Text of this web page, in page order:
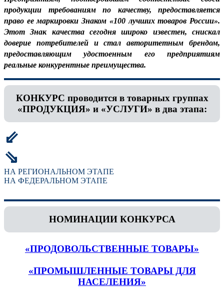
продукции требованиям по качеству, предоставляется
право ее маркировки Знаком «100 лучших товаров России».
Этот Знак качества сегодня широко известен, снискал
доверие потребителей и стал авторитетным брендом,
предоставляющим удостоенным его предприятиям
реальные конкурентные преимущества.
КОНКУРС проводится в товарных группах
«ПРОДУКЦИЯ» и «УСЛУГИ» в два этапа:
⇙
⇘
НА РЕГИОНАЛЬНОМ ЭТАПЕ
НА ФЕДЕРАЛЬНОМ ЭТАПЕ
НОМИНАЦИИ КОНКУРСА
«ПРОДОВОЛЬСТВЕННЫЕ ТОВАРЫ»
«ПРОМЫШЛЕННЫЕ ТОВАРЫ ДЛЯ
НАСЕЛЕНИЯ»